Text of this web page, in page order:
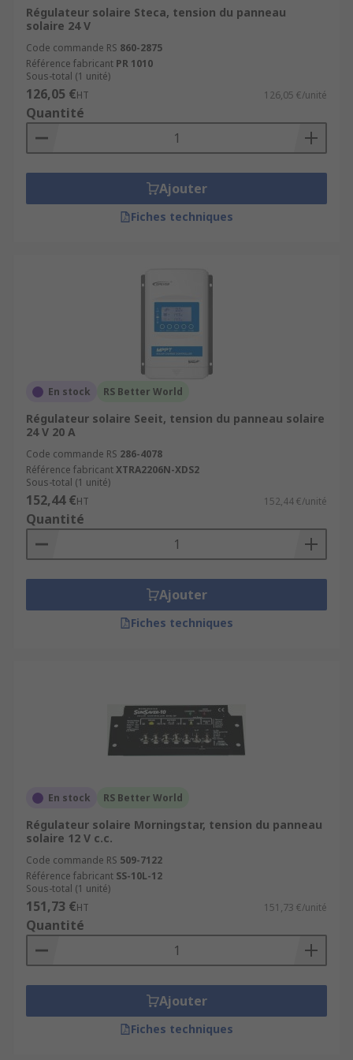
ChezRS, nous mettons notre savoir-faire à votre
disposition pour vous aider à acheter la
meilleure solution de contrôle et de charge de
batterie. Que vous cherchiez un régulateur
Panneau Solaire compact, un chargeur solaire
intelligent ou un contrôleur PWM robuste, nous
avons la solution disponible au bon prix.
Régulateur solaire Steca, tension du panneau
solaire 24 V
Code commande RS 860-2875
Référence fabricant PR 1010
Sous-total (1 unité)
126,05 €HT 126,05 €/unité
Quantité
Ajouter
Fiches techniques
En stock RS Better World
Régulateur solaire Seeit, tension du panneau solaire
24 V 20 A
Code commande RS 286-4078
Référence fabricantXTRA2206N-XDS2
Sous-total (1 unité)
152,44 €HT 152,44 €/unité
Quantité
Ajouter
Fiches techniques
En stock RS Better World
Régulateur solaire Morningstar, tension du panneau
solaire 12 V c.c.
Code commande RS 509-7122
Référence fabricant SS-10L-12
Sous-total (1 unité)
151,73 €HT 151,73 €/unité
Quantité
Ajouter
Fiches techniques